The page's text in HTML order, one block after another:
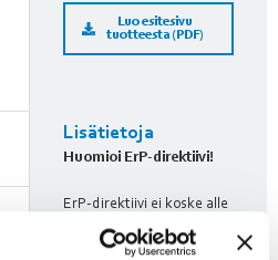
Luo esitesivu
tuotteesta (PDF)
Lisätietoja
Huomioi ErP-direktiivi!
ErP-direktiivi ei koske alle
125 W puhaltimia. Yli 125 W
puhaltimien kohdalle on